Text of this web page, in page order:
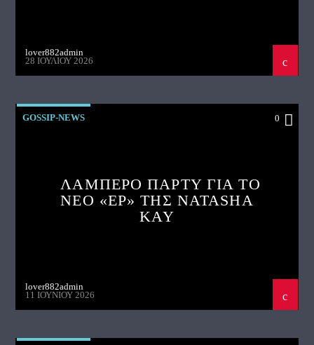
lover882admin
28 ΙΟΥΛΊΟΥ 2026
GOSSIP-NEWS 0
ΛΑΜΠΕΡΟ ΠΑΡΤΥ ΓΙΑ ΤΟ
ΝΕΟ «EP» ΤΗΣ NATASHA
KAY
lover882admin
11 ΙΟΥΝΊΟΥ 2026